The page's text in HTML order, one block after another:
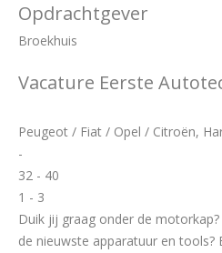
Opdrachtgever
Broekhuis
Vacature Eerste
Peugeot / Fiat / Opel / Citroën,
-
32 - 40
1 - 3
Duik jij graag onder de
de nieuwste apparatuur en